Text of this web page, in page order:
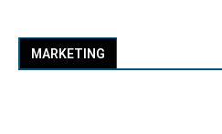
MARKETING